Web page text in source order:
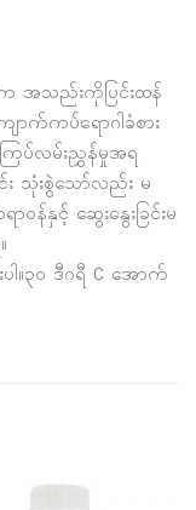
အသည်းကိုပြင်းထန်
က်ကပ်ရောဂါခံစား
ကြပ်လမ်းညွှန်မှုအရ
သုံးစွဲသော်လည်း မ
န်နှင့် ဆွေးနွေးခြင်းမ
ါ။၃၀ ဒီဂရီ C အောက်